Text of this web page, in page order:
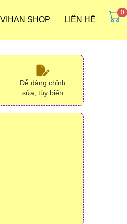
VIHAN SHOP LIÊN HỆ
Dễ dàng chỉnh
sửa, tùy biến